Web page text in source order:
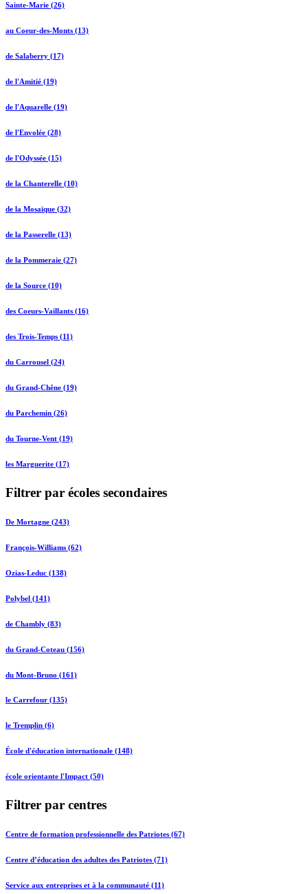
Sainte-Marie (26)
au Coeur-des-Monts (13)
de Salaberry (17)
de l'Amitié (19)
de l'Aquarelle (19)
de l'Envolée (28)
de l'Odyssée (15)
de la Chanterelle (10)
de la Mosaïque (32)
de la Passerelle (13)
de la Pommeraie (27)
de la Source (10)
des Coeurs-Vaillants (16)
des Trois-Temps (11)
du Carrousel (24)
du Grand-Chêne (19)
du Parchemin (26)
du Tourne-Vent (19)
les Marguerite (17)
Filtrer par écoles secondaires
De Mortagne (243)
François-Williams (62)
Ozias-Leduc (138)
Polybel (141)
de Chambly (83)
du Grand-Coteau (156)
du Mont-Bruno (161)
le Carrefour (135)
le Tremplin (6)
École d'éducation internationale (148)
école orientante l'Impact (50)
Filtrer par centres
Centre de formation professionnelle des Patriotes (67)
Centre d’éducation des adultes des Patriotes (71)
Service aux entreprises et à la communauté (11)